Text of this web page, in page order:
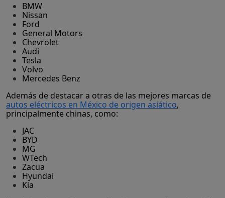
BMW
Nissan
Ford
General Motors
Chevrolet
Audi
Tesla
Volvo
Mercedes Benz
Además de destacar a otras de las mejores marcas de
autos eléctricos en México de origen asiático,
principalmente chinas, como:
JAC
BYD
MG
WTech
Zacua
Hyundai
Kia